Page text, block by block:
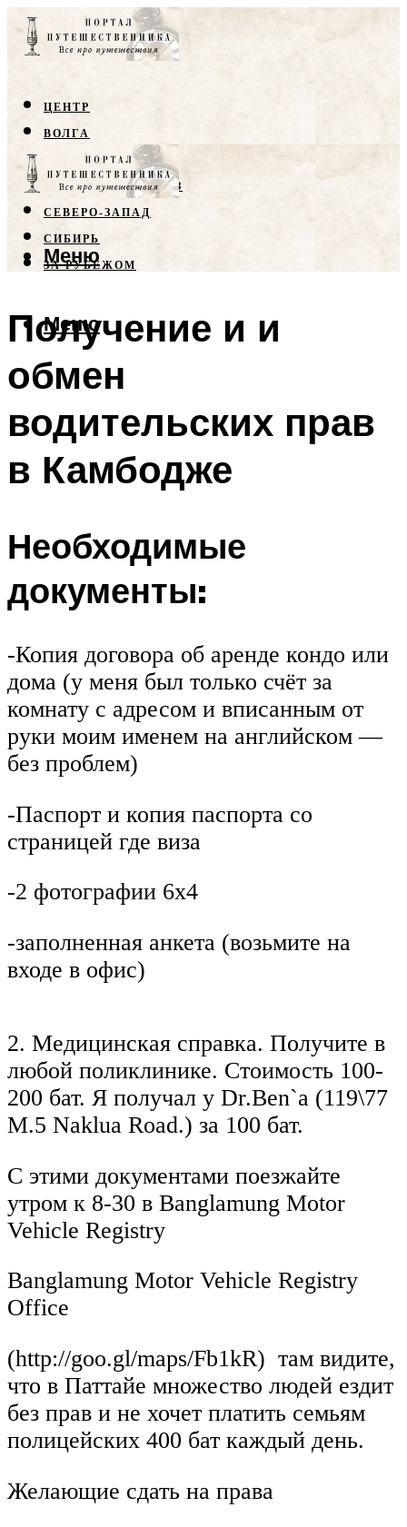
ЦЕНТР
ВОЛГА
КРЫМ
СЕВЕРНЫЙ КАВКАЗ
СЕВЕРО-ЗАПАД
СИБИРЬ
ЗА РУБЕЖОМ
Меню
Меню
Получение и и
обмен
водительских прав
в Камбодже
Необходимые
документы:
-Копия договора об аренде кондо или
дома (у меня был только счёт за
комнату с адресом и вписанным от
руки моим именем на английском —
без проблем)
-Паспорт и копия паспорта со
страницей где виза
-2 фотографии 6х4
-заполненная анкета (возьмите на
входе в офис)
2. Медицинская справка. Получите в
любой поликлинике. Стоимость 100-
200 бат. Я получал у Dr.Ben`a (119\77
M.5 Nakluа Road.) за 100 бат.
С этими документами поезжайте
утром к 8-30 в Banglamung Motor
Vehicle Registry
Banglamung Motor Vehicle Registry
Office
(http://goo.gl/maps/Fb1kR) там видите,
что в Паттайе множество людей ездит
без прав и не хочет платить семьям
полицейских 400 бат каждый день.
Желающие сдать на права